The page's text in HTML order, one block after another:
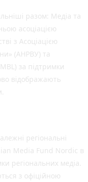
разом: Медіа та
асоціацією
з Асоціацією
(АНРВУ) та
за підтримки
відображають
регіональні
Media Fund Nordic в
регіональних медіа.
з офіційною